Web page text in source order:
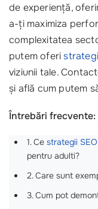
de experiență,
a-ți maximiza
complexitatea
putem oferi
viziunii tale.
și află cum putem
Întrebări frecvente:
1. Ce strategii SEO
pentru adulti?
2. Care sunt
3. Cum pot